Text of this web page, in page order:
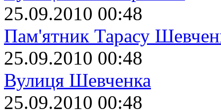
25.09.2010 00:48
Пам'ятник Тарасу
25.09.2010 00:48
Вулиця Шевченка
25.09.2010 00:48